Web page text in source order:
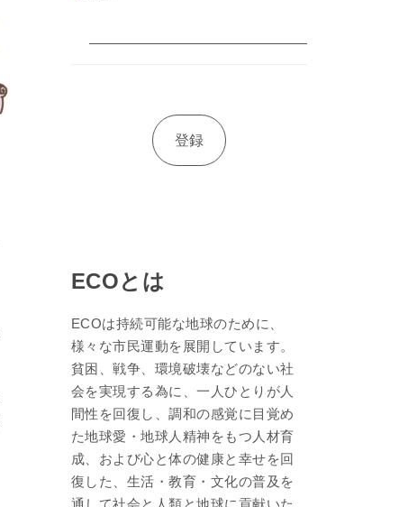
ECOとは
ECOは持続可能な地球のために、
様々な市民運動を展開しています。
貧困、戦争、環境破壊などのない社
会を実現する為に、一人ひとりが人
間性を回復し、調和の感覚に目覚め
た地球愛・地球人精神をもつ人材育
成、および心と体の健康と幸せを回
復した、生活・教育・文化の普及を